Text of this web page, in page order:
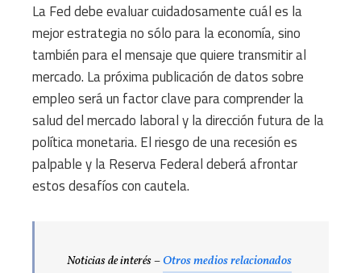
La Fed debe evaluar cuidadosamente cuál es la
mejor estrategia no sólo para la economía, sino
también para el mensaje que quiere transmitir al
mercado. La próxima publicación de datos sobre
empleo será un factor clave para comprender la
salud del mercado laboral y la dirección futura de la
política monetaria. El riesgo de una recesión es
palpable y la Reserva Federal deberá afrontar
estos desafíos con cautela.
Noticias de interés –Otros medios relacionados